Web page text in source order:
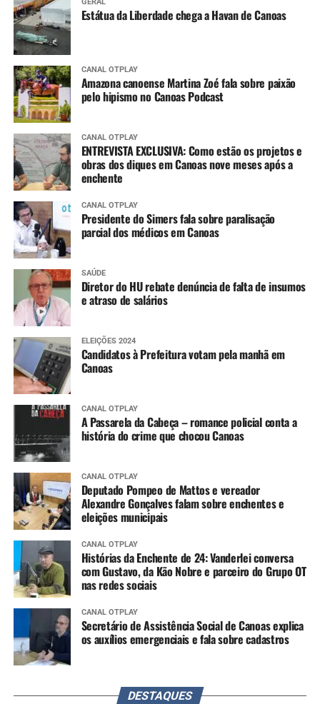
GERAL
Estátua da Liberdade chega a Havan de Canoas
CANAL OTPLAY
Amazona canoense Martina Zoé fala sobre paixão
pelo hipismo no Canoas Podcast
CANAL OTPLAY
ENTREVISTA EXCLUSIVA: Como estão os projetos e
obras dos diques em Canoas nove meses após a
enchente
CANAL OTPLAY
Presidente do Simers fala sobre paralisação
parcial dos médicos em Canoas
SAÚDE
Diretor do HU rebate denúncia de falta de insumos
e atraso de salários
ELEIÇÕES 2024
Candidatos à Prefeitura votam pela manhã em
Canoas
CANAL OTPLAY
A Passarela da Cabeça – romance policial conta a
história do crime que chocou Canoas
CANAL OTPLAY
Deputado Pompeo de Mattos e vereador
Alexandre Gonçalves falam sobre enchentes e
eleições municipais
CANAL OTPLAY
Histórias da Enchente de 24: Vanderlei conversa
com Gustavo, da Kão Nobre e parceiro do Grupo OT
nas redes sociais
CANAL OTPLAY
Secretário de Assistência Social de Canoas explica
os auxílios emergenciais e fala sobre cadastros
DESTAQUES